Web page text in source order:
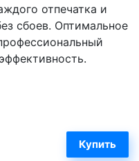
отпечатка и
сбоев. Оптимальное